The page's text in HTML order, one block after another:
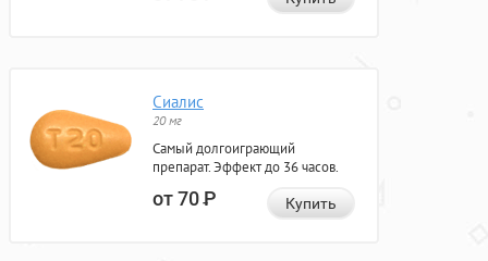
Сиалис
20 мг
Самый долгоиграющий
препарат. Эффект до 36 часов.
от 70Р Купить